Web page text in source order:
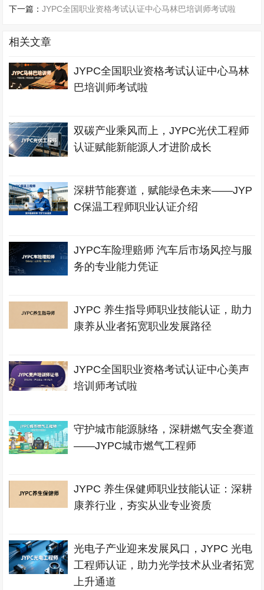
下一篇：JYPC全国职业资格考试认证中心马林巴培训师考试啦
相关文章
JYPC全国职业资格考试认证中心马林
巴培训师考试啦
双碳产业乘风而上，JYPC光伏工程师
认证赋能新能源人才进阶成长
深耕节能赛道，赋能绿色未来——JYP
C保温工程师职业认证介绍
JYPC车险理赔师 汽车后市场风控与服
务的专业能力凭证
JYPC 养生指导师职业技能认证，助力
康养从业者拓宽职业发展路径
JYPC全国职业资格考试认证中心美声
培训师考试啦
守护城市能源脉络，深耕燃气安全赛道
——JYPC城市燃气工程师
JYPC 养生保健师职业技能认证：深耕
康养行业，夯实从业专业资质
光电子产业迎来发展风口，JYPC 光电
工程师认证，助力光学技术从业者拓宽
上升通道